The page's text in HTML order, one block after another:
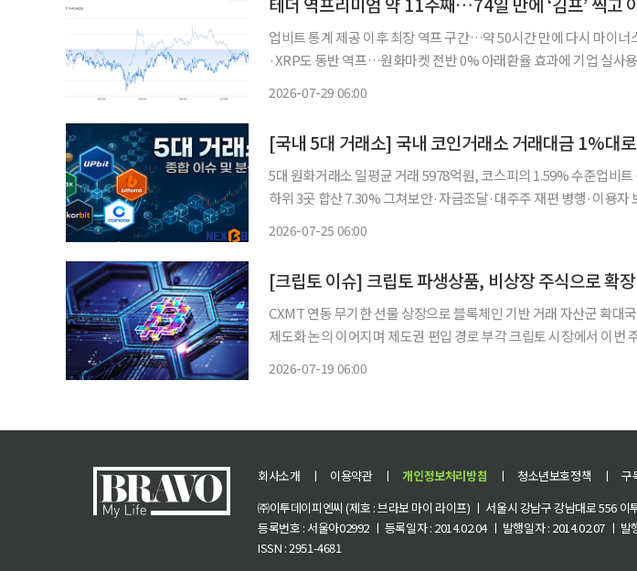
업비트 통계 제공 이후 최장 역프 구간…약 50시간 만에 다시 마이너
·XRP도 동반 역프…원화마켓 전반 0% 아래환율 효과에 기업 실
2026-07-29 06:00
5대 원화거래소 일평균 거래 5978억원, 코스피의 1.59% 수준업비
하위 3곳 합산 7.30% 그쳐보안·자금조달·대주주 재편 병행·이용자
2026-07-25 06:00
CXMT 연동 무기한 선물 상장으로 블록체인 기반 거래 자산군 확대
제도화 논의 이어지며 제도권 편입 경로 부각 크립토 시장에서 이번 주 가장 눈에 띈 변화는 디
2026-07-19 06:00
회사소개 ㅣ 이용약관 ㅣ 개인정보처리방침 ㅣ 청소년보호정책 ㅣ 구
㈜이투데이피엔씨 (제호 : 브라보 마이 라이프) ㅣ 서울시 강남구 강남대로 556
등록번호 : 서울아02992 ㅣ 등록일자 : 2014.02.04 ㅣ 발행일자 : 2014.02.07 ㅣ
ISSN : 2951-4681